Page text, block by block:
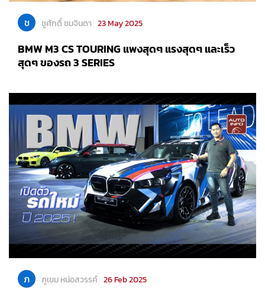
ช ชูศักดิ์ ชมจินดา 23 May 2025
BMW M3 CS TOURING แพงสุดๆ แรงสุดๆ และเร็ว
สุดๆ ของรถ 3 SERIES
ภ ภูเขม หน่อสวรรค์ 26 Feb 2025